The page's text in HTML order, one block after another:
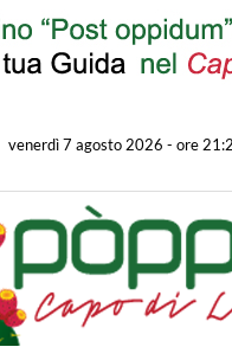
venerdì 7 agosto 2026 - ore